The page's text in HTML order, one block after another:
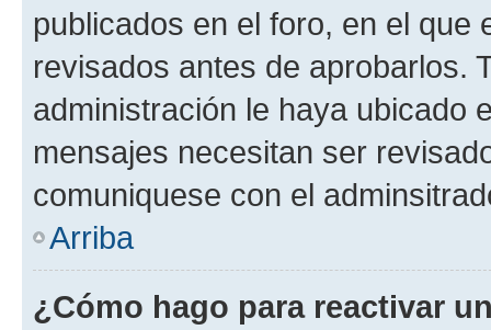
publicados en el foro, en el
revisados antes de aprobarlos.
administración le haya ubicado
mensajes necesitan ser
comuniquese con el
Arriba
¿Cómo hago para reactivar